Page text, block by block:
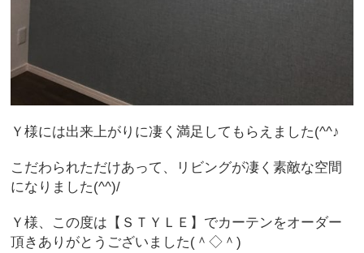
Ｙ様には出来上がりに凄く満足してもらえました(^^♪
こだわられただけあって、リビングが凄く素敵な空間
になりました(^^)/
Ｙ様、この度は【ＳＴＹＬＥ】でカーテンをオーダー
頂きありがとうございました(＾◇＾)